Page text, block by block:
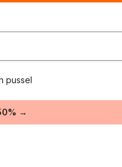
pussel
→